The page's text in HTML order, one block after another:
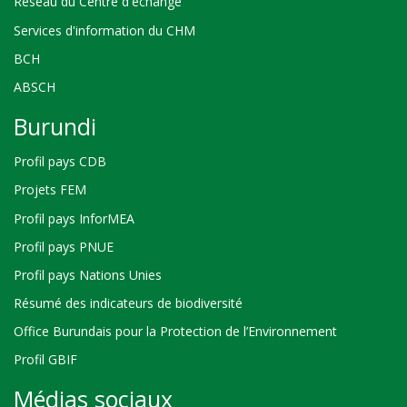
Services d'information du CHM
BCH
ABSCH
Burundi
Profil pays CDB
Projets FEM
Profil pays InforMEA
Profil pays PNUE
Profil pays Nations Unies
Résumé des indicateurs de biodiversité
Office Burundais pour la Protection de l’Environnement
Profil GBIF
Médias sociaux